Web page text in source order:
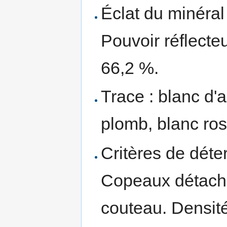
Éclat du
Pouvoir
66,2 %.
Trace : blanc
plomb, blanc
Critères de
Copeaux
couteau.